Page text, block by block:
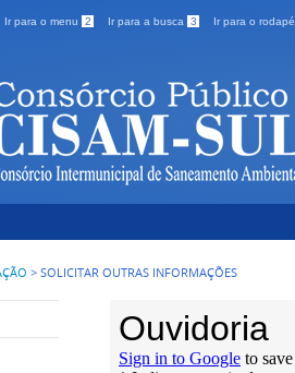
Ir para o menu 2 Ir para a busca 3 Ir para o rodapé
> SOLICITAR OUTRAS INFORMAÇÕES